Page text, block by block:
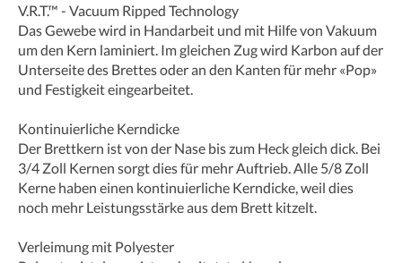
V.R.T.™ - Vacuum Ripped Technology
Das Gewebe wird in Handarbeit und mit Hilfe von Vakuum
um den Kern laminiert. Im gleichen Zug wird Karbon auf der
Unterseite des Brettes oder an den Kanten für mehr «Pop»
und Festigkeit eingearbeitet.
Kontinuierliche Kerndicke
Der Brettkern ist von der Nase bis zum Heck gleich dick. Bei
3/4 Zoll Kernen sorgt dies für mehr Auftrieb. Alle 5/8 Zoll
Kerne haben einen kontinuierliche Kerndicke, weil dies
noch mehr Leistungsstärke aus dem Brett kitzelt.
Verleimung mit Polyester